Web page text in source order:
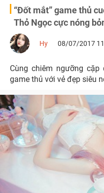
“Đốt mắt” game thủ
Thỏ Ngọc cực nóng
Hy 08/07/2017
Cùng chiêm ngưỡng
game thủ với vẻ đẹp siêu